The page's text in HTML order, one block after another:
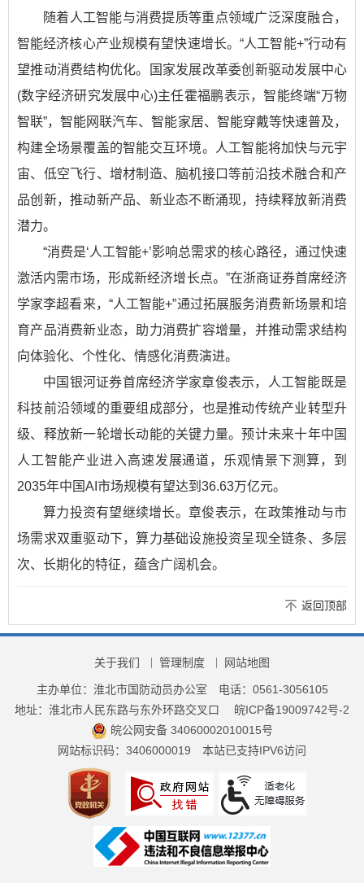
随着人工智能与消费提质等重点领域广泛深度融合，
智能经济核心产业规模有望快速增长。“人工智能+”行动有
望推动消费结构优化。国家发展改革委创新驱动发展中心
(数字经济研究发展中心)主任霍福鹏表示，智能终端“万物
智联”，智能网联汽车、智能家居、智能穿戴等快速普及，
构建全场景覆盖的智能交互环境。人工智能将加快与元宇
宙、低空飞行、增材制造、脑机接口等前沿技术融合和产
品创新，推动新产品、新业态不断涌现，持续释放新消费
潜力。
“消费是‘人工智能+’影响总需求的核心路径，通过快速
激活内需市场，形成新经济增长点。”在浙商证券首席经济
学家李超看来，“人工智能+”通过拓展服务消费新场景和培
育产品消费新业态，助力消费扩容增量，并推动需求结构
向体验化、个性化、情感化消费演进。
中国银河证券首席经济学家章俊表示，人工智能既是
科技前沿领域的重要组成部分，也是推动传统产业转型升
级、释放新一轮增长动能的关键力量。预计未来十年中国
人工智能产业进入高速发展通道，乐观情景下测算，到
2035年中国AI市场规模有望达到36.63万亿元。
算力投资有望继续增长。章俊表示，在政策推动与市
场需求双重驱动下，算力基础设施投资呈现全链条、多层
次、长期化的特征，蕴含广阔机会。
返回顶部
关于我们 管理制度 网站地图
主办单位：淮北市国防动员办公室
电话：0561-3056105
地址：淮北市人民东路与东外环路交叉口
皖ICP备19009742号-2
皖公网安备 34060002010015号
网站标识码：3406000019
本站已支持IPV6访问